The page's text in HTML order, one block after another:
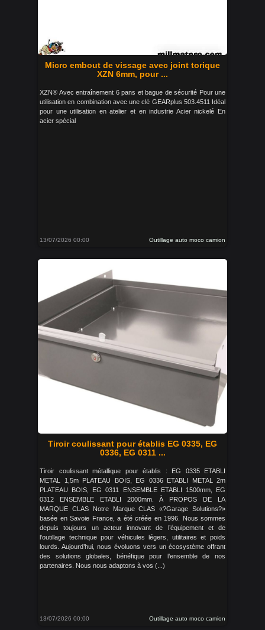
Micro embout de vissage avec joint torique
XZN 6mm, pour ...
XZN® Avec entraînement 6 pans et bague de sécurité Pour une
utilisation en combination avec une clé GEARplus 503.4511 Idéal
pour une utilisation en atelier et en industrie Acier nickelé En
acier spécial
13/07/2026 00:00 Outillage auto moco camion
Tiroir coulissant pour établis EG 0335, EG
0336, EG 0311 ...
Tiroir coulissant métallique pour établis : EG 0335 ETABLI
METAL 1,5m PLATEAU BOIS, EG 0336 ETABLI METAL 2m
PLATEAU BOIS, EG 0311 ENSEMBLE ETABLI 1500mm, EG
0312 ENSEMBLE ETABLI 2000mm. À PROPOS DE LA
MARQUE CLAS Notre Marque CLAS «?Garage Solutions?»
basée en Savoie France, a été créée en 1996. Nous sommes
depuis toujours un acteur innovant de l’équipement et de
l’outillage technique pour véhicules légers, utilitaires et poids
lourds. Aujourd’hui, nous évoluons vers un écosystème offrant
des solutions globales, bénéfique pour l’ensemble de nos
partenaires. Nous nous adaptons à vos (...)
13/07/2026 00:00 Outillage auto moco camion